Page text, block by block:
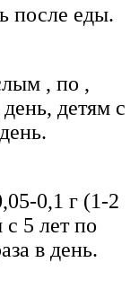
после еды.
, по ,
день, детям с
0,1 г (1-2
с 5 лет по
в день.